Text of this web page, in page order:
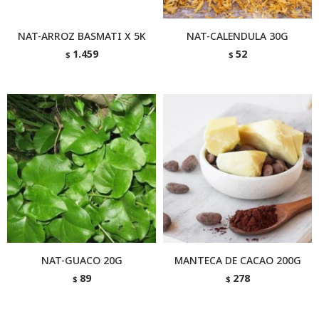
NAT-ARROZ BASMATI X 5K
$ 1.459
NAT-CALENDULA 30G
$ 52
NAT-GUACO 20G
$ 89
MANTECA DE CACAO 200G
$ 278